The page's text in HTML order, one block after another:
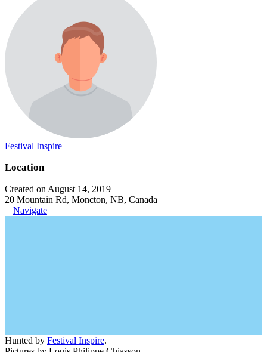
Festival Inspire
Location
Created on August 14, 2019
20 Mountain Rd, Moncton, NB, Canada
Navigate
Hunted by Festival Inspire.